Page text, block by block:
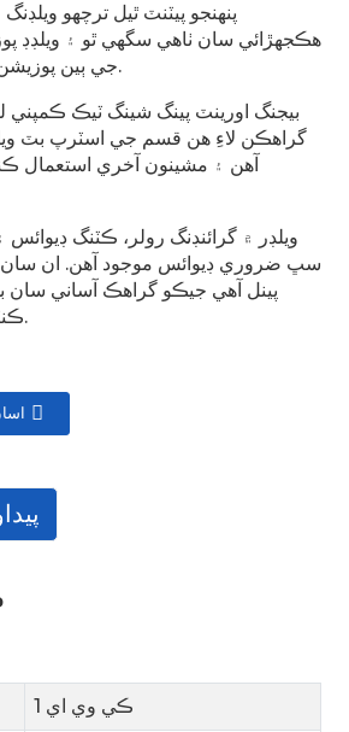
پنهنجو پيٽنٽ ٿيل ترچھو
هڪجهڙائي سان ٺاهي سگهي ٿو ۽ ويلڊڊ
جي ٻين پوزيشن کان به وڌيڪ هوندي.
بيجنگ اورينٽ پينگ شينگ ٽيڪ ڪمپني
گراهڪن لاءِ هن قسم جي اسٽرپ بٽ
آهن ۽ مشينون آخري استعمال
ويلڊر ۾ گرائنڊنگ رولر، ڪٽنگ
سڀ ضروري ڊيوائس موجود آهن. ان سان
پينل آهي جيڪو گراهڪ آساني
ڪنٽرول ڪري سگهي ٿو.
1 ڪي وي اي